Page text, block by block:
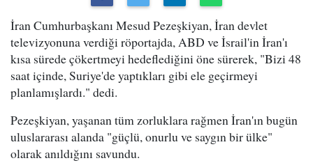
İran Cumhurbaşkanı Mesud Pezeşkiyan, İran devlet
televizyonuna verdiği röportajda, ABD ve İsrail'in İran'ı
kısa sürede çökertmeyi hedeflediğini öne sürerek, "Bizi 48
saat içinde, Suriye'de yaptıkları gibi ele geçirmeyi
planlamışlardı." dedi.
Pezeşkiyan, yaşanan tüm zorluklara rağmen İran'ın bugün
uluslararası alanda "güçlü, onurlu ve saygın bir ülke"
olarak anıldığını savundu.